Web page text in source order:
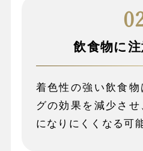
飲食物に
着色性の強い飲食
グの効果を減少さ
になりにくくなる可